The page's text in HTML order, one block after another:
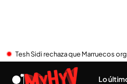
Tesh Sidi rechaza que Marruecos
Lo